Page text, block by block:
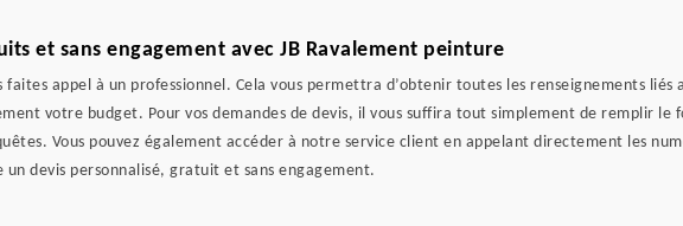
et sans engagement avec JB Ravalement peinture
appel à un professionnel. Cela vous permettra d’obtenir toutes les renseignements liés
votre budget. Pour vos demandes de devis, il vous suffira tout simplement de remplir le
Vous pouvez également accéder à notre service client en appelant directement les
un devis personnalisé, gratuit et sans engagement.